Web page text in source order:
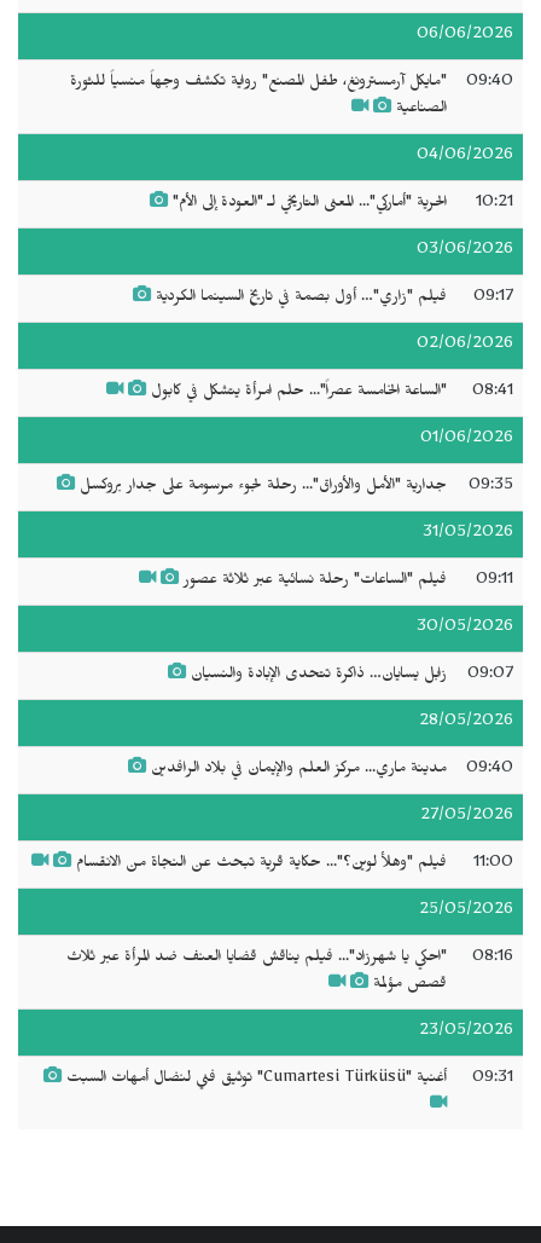
06/06/2026
09:40
"مايكل آرمسترونغ، طفل المصنع" رواية تكشف وجهاً منسياً للثورة
الصناعية
04/06/2026
10:21 الحرية "أماركي"... المعنى التاريخي لـ "العودة إلى الأم"
03/06/2026
09:17 فيلم "زاري"… أول بصمة في تاريخ السينما الكردية
02/06/2026
08:41 "الساعة الخامسة عصراً"... حلم امرأة يتشكل في كابول
01/06/2026
09:35 جدارية "الأمل والأوراق"... رحلة لجوء مرسومة على جدار بروكسل
31/05/2026
09:11 فيلم "الساعات" رحلة نسائية عبر ثلاثة عصور
30/05/2026
09:07 زابل يسايان… ذاكرة تتحدى الإبادة والنسيان
28/05/2026
09:40 مدينة ماري... مركز العلم والإيمان في بلاد الرافدين
27/05/2026
11:00 فيلم "وهلأ لوين؟"... حكاية قرية تبحث عن النجاة من الانقسام
25/05/2026
08:16
"احكي يا شهرزاد"... فيلم يناقش قضايا العنف ضد المرأة عبر ثلاث
قصص مؤلمة
23/05/2026
09:31 أغنية "Cumartesi Türküsü" توثيق فني لنضال أمهات السبت